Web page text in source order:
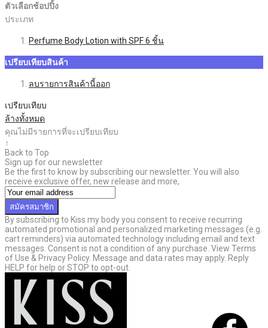
ตัวเลือกช้อปปิ้ง
ประเภท
Perfume Body Lotion with SPF6 ชิ้น
เปรียบเทียบสินค้า
ลบรายการสินค้านี้ออก
เปรียบเทียบ
ล้างทั้งหมด
คุณไม่มีรายการที่จะเปรียบเทียบ
↑
Back to Top
Sign up for our newsletter
Be the first to know by subscribing our newsletter. You will also
receive exclusive offer, new release and more,
สมัครสมาชิก
By subscribing to Kiss my body you consent to receive recurring
automated promotional and personalized marketing messages (e.g.
cart reminders) via automated technology including email and text
messages. Consent is not a condition of any purchase. View Terms
of Use & Privacy Policy. Message and data rates may apply. Reply
HELP for help or STOP to opt-out.